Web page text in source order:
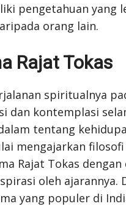
pengetahuan yang
orang lain.
Rajat Tokas
spiritualnya
dan kontemplasi
tentang
mengajarkan
Rajat Tokas
oleh ajarannya.
yang populer di